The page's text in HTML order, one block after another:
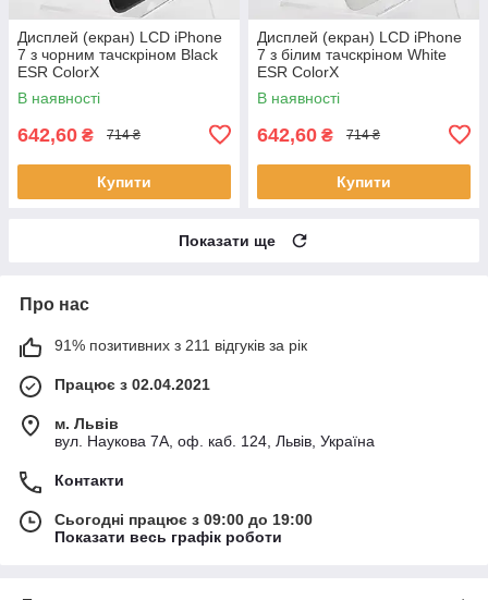
Дисплей (екран) LCD iPhone
7 з чорним тачскріном Black
ESR ColorX
В наявності
642,60 ₴ 714 ₴
Купити
Дисплей (екран) LCD iPhone
7 з білим тачскріном White
ESR ColorX
В наявності
642,60 ₴ 714 ₴
Купити
Показати ще
Про нас
91% позитивних з 211 відгуків за рік
Працює з 02.04.2021
м. Львів
вул. Наукова 7А, оф. каб. 124, Львів, Україна
Контакти
Сьогодні працює з 09:00 до 19:00
Показати весь графік роботи